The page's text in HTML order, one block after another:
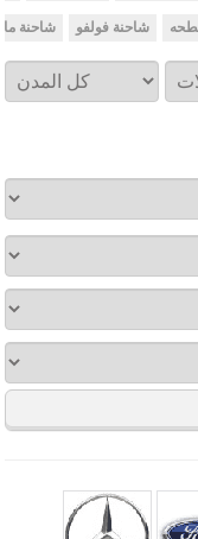
شاحنة فولفو شاحنة